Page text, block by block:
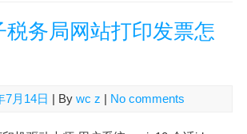
税务局网站打印发票怎
7月14日 | By wc z No comments